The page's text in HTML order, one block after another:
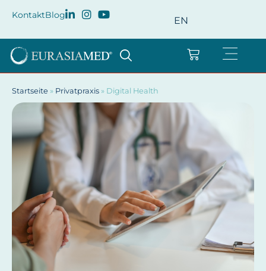
KontaktBlog EN
Startseite » Privatpraxis » Digital Health